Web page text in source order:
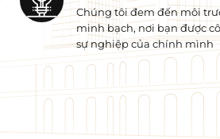
Chúng tôi đem đến môi
minh bạch, nơi bạn được
sự nghiệp của chính mình